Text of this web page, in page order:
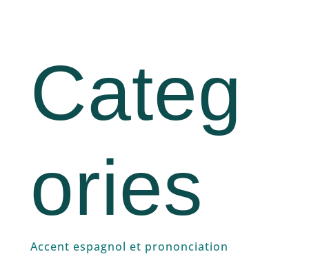
Categ
ories
Accent espagnol et prononciation